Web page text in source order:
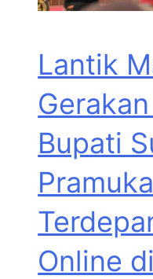
Lantik
Bupati
Online